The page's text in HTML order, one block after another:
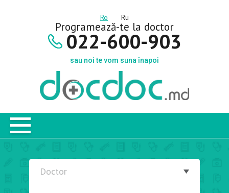
Ro Ru
Programează-te la doctor
022-600-903
sau noi te vom suna înapoi